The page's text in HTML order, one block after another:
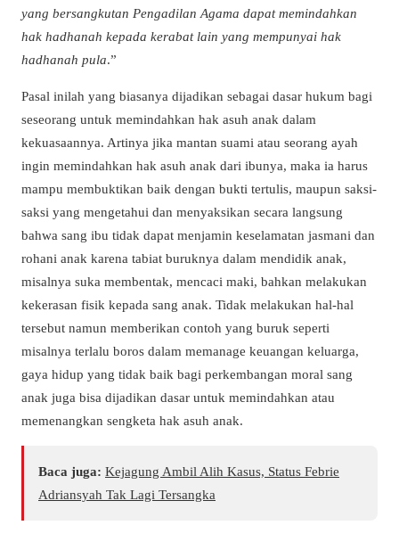
yang bersangkutan Pengadilan Agama dapat memindahkan
hak hadhanah kepada kerabat lain yang mempunyai hak
hadhanah pula.”
Pasal inilah yang biasanya dijadikan sebagai dasar hukum bagi
seseorang untuk memindahkan hak asuh anak dalam
kekuasaannya. Artinya jika mantan suami atau seorang ayah
ingin memindahkan hak asuh anak dari ibunya, maka ia harus
mampu membuktikan baik dengan bukti tertulis, maupun saksi-
saksi yang mengetahui dan menyaksikan secara langsung
bahwa sang ibu tidak dapat menjamin keselamatan jasmani dan
rohani anak karena tabiat buruknya dalam mendidik anak,
misalnya suka membentak, mencaci maki, bahkan melakukan
kekerasan fisik kepada sang anak. Tidak melakukan hal-hal
tersebut namun memberikan contoh yang buruk seperti
misalnya terlalu boros dalam memanage keuangan keluarga,
gaya hidup yang tidak baik bagi perkembangan moral sang
anak juga bisa dijadikan dasar untuk memindahkan atau
memenangkan sengketa hak asuh anak.
Baca juga: Kejagung Ambil Alih Kasus, Status Febrie
Adriansyah Tak Lagi Tersangka